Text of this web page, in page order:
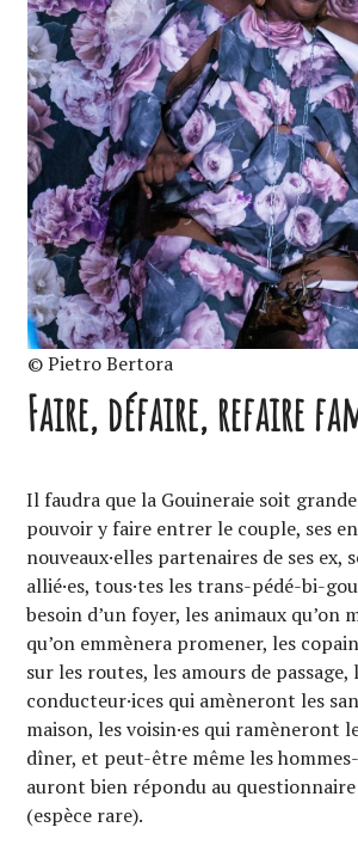
© Pietro Bertora
Faire, défaire, refaire
Il faudra que la Gouineraie soit
pouvoir y faire entrer le couple, ses
nouveaux·elles partenaires de ses ex,
allié·es, tous·tes les trans-pédé-bi-
besoin d’un foyer, les animaux qu’on
qu’on emmènera promener, les
sur les routes, les amours de passage,
conducteur·ices qui amèneront les
maison, les voisin·es qui ramèneront
dîner, et peut-être même les
auront bien répondu au
(espèce rare).